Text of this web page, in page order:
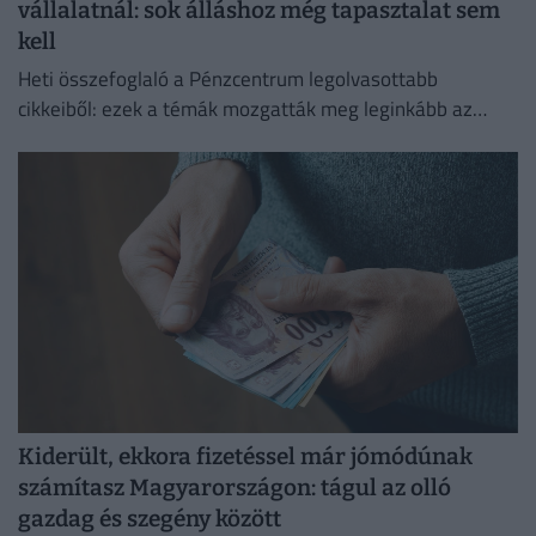
vállalatnál: sok álláshoz még tapasztalat sem
kell
Heti összefoglaló a Pénzcentrum legolvasottabb
cikkeiből: ezek a témák mozgatták meg leginkább az
Kiderült, ekkora fizetéssel már jómódúnak
számítasz Magyarországon: tágul az olló
gazdag és szegény között